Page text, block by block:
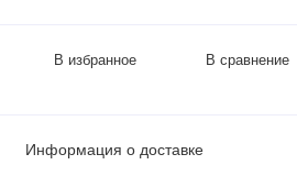
В избранное В сравнение
Информация о доставке